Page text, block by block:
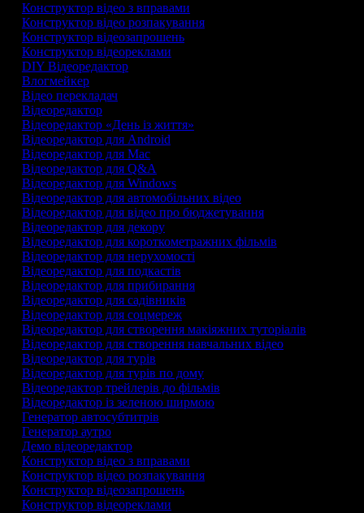
Конструктор відео з вправами
Конструктор відео розпакування
Конструктор відеозапрошень
Конструктор відеореклами
DIY Відеоредактор
Влогмейкер
Відео перекладач
Відеоредактор
Відеоредактор «День із життя»
Відеоредактор для Android
Відеоредактор для Mac
Відеоредактор для Q&A
Відеоредактор для Windows
Відеоредактор для автомобільних відео
Відеоредактор для відео про бюджетування
Відеоредактор для декору
Відеоредактор для короткометражних фільмів
Відеоредактор для нерухомості
Відеоредактор для подкастів
Відеоредактор для прибирання
Відеоредактор для садівників
Відеоредактор для соцмереж
Відеоредактор для створення макіяжних туторіалів
Відеоредактор для створення навчальних відео
Відеоредактор для турів
Відеоредактор для турів по дому
Відеоредактор трейлерів до фільмів
Відеоредактор із зеленою ширмою
Генератор автосубтитрів
Генератор аутро
Демо відеоредактор
Конструктор відео з вправами
Конструктор відео розпакування
Конструктор відеозапрошень
Конструктор відеореклами